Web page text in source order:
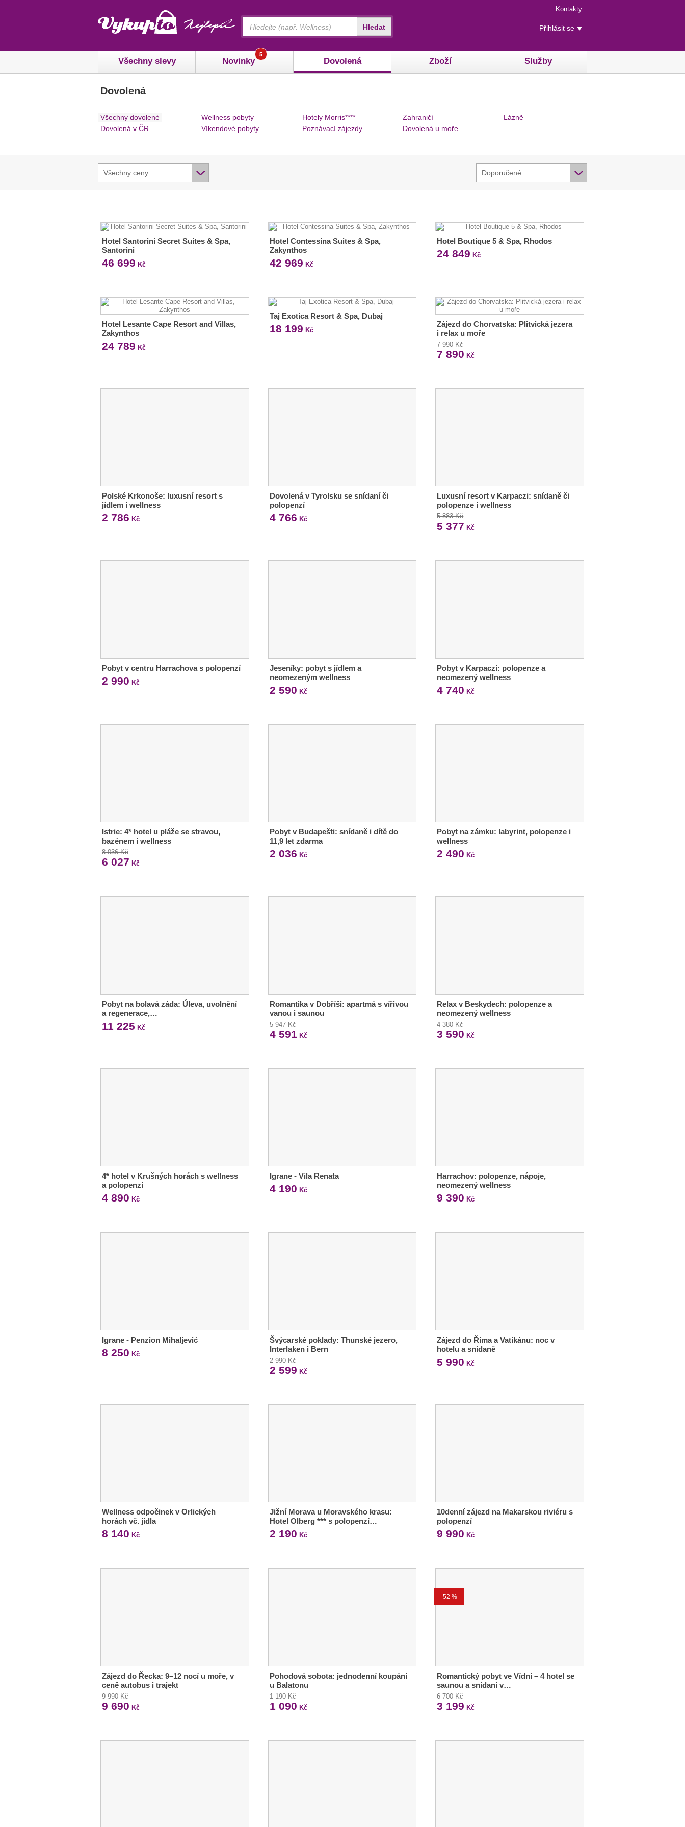
Menu
rychlého
přístupu
Kontakty
Uživatelské
menu
Přihlásit se
Všechny slevy Novinky
5
Dovolená Zboží Služby
Hledat
Dovolená
Všechny dovolené
Dovolená v ČR
Wellness pobyty
Víkendové pobyty
Hotely Morris****
Poznávací zájezdy
Zahraničí
Dovolená u moře
Lázně
Všechny ceny Doporučené
Hotel Santorini Secret Suites & Spa,
Santorini
46 699 Kč
Hotel Contessina Suites & Spa,
Zakynthos
42 969 Kč
Hotel Boutique 5 & Spa, Rhodos
24 849 Kč
Hotel Lesante Cape Resort and Villas,
Zakynthos
24 789 Kč
Taj Exotica Resort & Spa, Dubaj
18 199 Kč
Zájezd do Chorvatska: Plitvická jezera
i relax u moře
7 990 Kč
7 890 Kč
Polské Krkonoše: luxusní resort s
jídlem i wellness
2 786 Kč
Dovolená v Tyrolsku se snídaní či
polopenzí
4 766 Kč
Luxusní resort v Karpaczi: snídaně či
polopenze i wellness
5 883 Kč
5 377 Kč
Pobyt v centru Harrachova s polopenzí
2 990 Kč
Jeseníky: pobyt s jídlem a
neomezeným wellness
2 590 Kč
Pobyt v Karpaczi: polopenze a
neomezený wellness
4 740 Kč
Istrie: 4* hotel u pláže se stravou,
bazénem i wellness
8 036 Kč
6 027 Kč
Pobyt v Budapešti: snídaně i dítě do
11,9 let zdarma
2 036 Kč
Pobyt na zámku: labyrint, polopenze i
wellness
2 490 Kč
Pobyt na bolavá záda: Úleva, uvolnění
a regenerace,…
11 225 Kč
Romantika v Dobříši: apartmá s vířivou
vanou i saunou
5 947 Kč
4 591 Kč
Relax v Beskydech: polopenze a
neomezený wellness
4 380 Kč
3 590 Kč
4* hotel v Krušných horách s wellness
a polopenzí
4 890 Kč
Igrane - Vila Renata
4 190 Kč
Harrachov: polopenze, nápoje,
neomezený wellness
9 390 Kč
Igrane - Penzion Mihaljević
8 250 Kč
Švýcarské poklady: Thunské jezero,
Interlaken i Bern
2 990 Kč
2 599 Kč
Zájezd do Říma a Vatikánu: noc v
hotelu a snídaně
5 990 Kč
Wellness odpočinek v Orlických
horách vč. jídla
8 140 Kč
Jižní Morava u Moravského krasu:
Hotel Olberg *** s polopenzí…
2 190 Kč
10denní zájezd na Makarskou riviéru s
polopenzí
9 990 Kč
Zájezd do Řecka: 9–12 nocí u moře, v
ceně autobus i trajekt
9 990 Kč
9 690 Kč
Pohodová sobota: jednodenní koupání
u Balatonu
1 190 Kč
1 090 Kč
-52 %
Romantický pobyt ve Vídni – 4 hotel se
saunou a snídaní v…
6 700 Kč
3 199 Kč